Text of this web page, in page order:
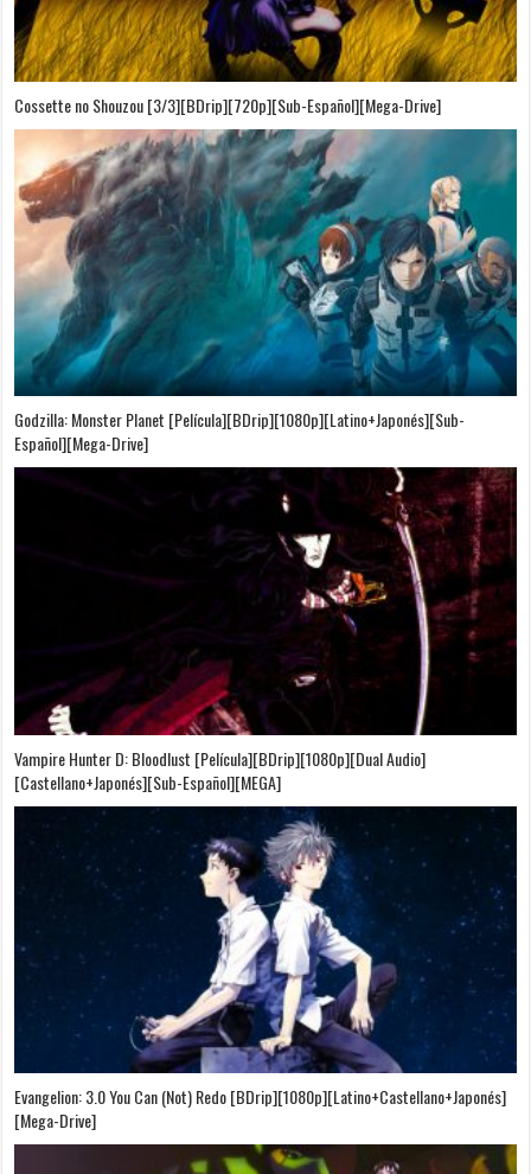
Cossette no Shouzou [3/3][BDrip][720p][Sub-Español][Mega-Drive]
Godzilla: Monster Planet [Película][BDrip][1080p][Latino+Japonés][Sub-
Español][Mega-Drive]
Vampire Hunter D: Bloodlust [Película][BDrip][1080p][Dual Audio]
[Castellano+Japonés][Sub-Español][MEGA]
Evangelion: 3.0 You Can (Not) Redo [BDrip][1080p][Latino+Castellano+Japonés]
[Mega-Drive]